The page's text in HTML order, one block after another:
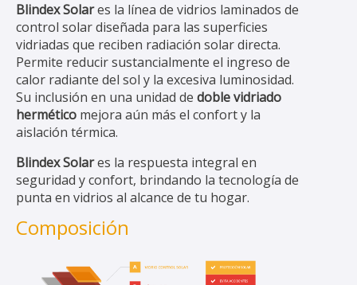
Blindex Solares la línea de vidrios laminados de
control solar diseñada para las superficies
vidriadas que reciben radiación solar directa.
Permite reducir sustancialmente el ingreso de
calor radiante del sol y la excesiva luminosidad.
Su inclusión en una unidad de doble vidriado
hermético mejora aún más el confort y la
aislación térmica.
Blindex Solares la respuesta integral en
seguridad y confort, brindando la tecnología de
punta en vidrios al alcance de tu hogar.
Composición